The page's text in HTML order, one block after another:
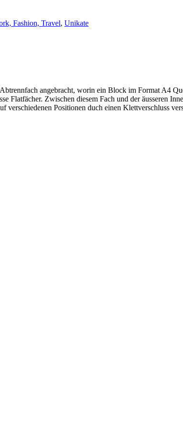
Fashion, Travel, Unikate
angebracht, worin ein Block im Format A4
Flatfächer. Zwischen diesem Fach und der äusseren
Positionen duch einen Klettverschluss